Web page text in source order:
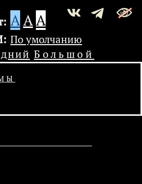
AAA
По умолчанию
Большой